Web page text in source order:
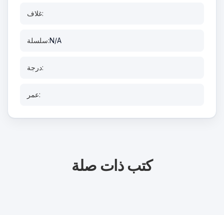
غلاف:
سلسلة:N/A
درجة:
عمر:
كتب ذات صلة